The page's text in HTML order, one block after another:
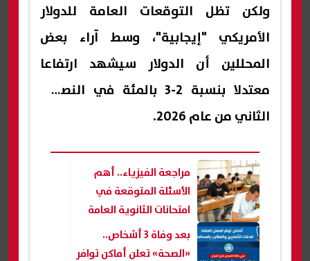
ولكن تظل ​التوقعات العامة للدولار
الأمريكي "إيجابية"، ​وسط آراء بعض
المحللين أن الدولار سيشهد ارتفاعا
معتدلا بنسبة 2-3 بالمئة في النصف ​
الثاني من عام 2026.
مراجعة الفيزياء.. أهم
الأسئلة المتوقعة في
امتحانات الثانوية العامة
2026
بعد وفاة 3 أشخاص..
«الصحة» تعلن أماكن توافر